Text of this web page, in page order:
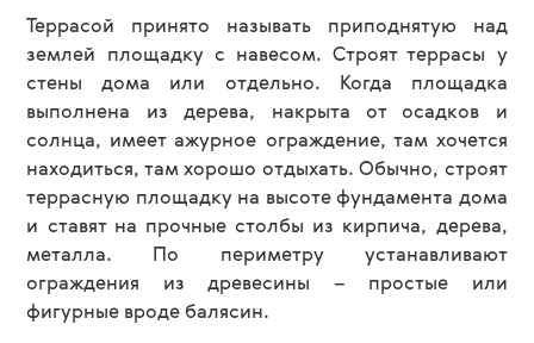
Террасой принято называть приподнятую над
землей площадку с навесом. Строят террасы у
стены дома или отдельно. Когда площадка
выполнена из дерева, накрыта от осадков и
солнца, имеет ажурное ограждение, там хочется
находиться, там хорошо отдыхать. Обычно, строят
террасную площадку на высоте фундамента дома
и ставят на прочные столбы из кирпича, дерева,
металла. По периметру устанавливают
ограждения из древесины – простые или
фигурные вроде балясин.